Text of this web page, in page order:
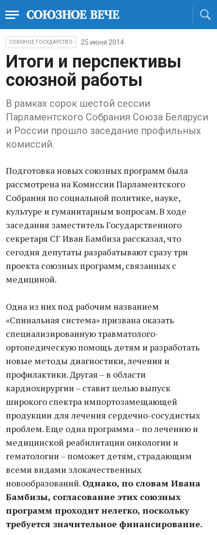
СОЮЗНОЕ ГОСУДАРСТВО 25 июня 2014
Итоги и перспективы
союзной работы
В рамках сорок шестой сессии
Парламентского Собрания Союза Беларуси
и России прошло заседание профильных
комиссий.
Подготовка новых союзных программ была
рассмотрена на Комиссии Парламентского
Собрания по социальной политике, науке,
культуре и гуманитарным вопросам. В ходе
заседания заместитель Государственного
секретаря СГ Иван Бамбиза рассказал, что
сегодня депутаты разрабатывают сразу три
проекта союзных программ, связанных с
медициной.
Одна из них под рабочим названием
«Спинальная система» призвана оказать
специализированную травматолого-
ортопедическую помощь детям и разработать
новые методы диагностики, лечения и
профилактики. Другая – в области
кардиохирургии – ставит целью выпуск
широкого спектра импортозамещающей
продукции для лечения сердечно-сосудистых
проблем. Еще одна программа – по лечению и
медицинской реабилитации онкологии и
гематологии – поможет детям, страдающим
всеми видами злокачественных
новообразований. Однако, по словам Ивана
Бамбизы, согласование этих союзных
программ проходит нелегко, поскольку
требуется значительное финансирование.